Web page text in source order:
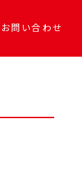
お問い合わせ